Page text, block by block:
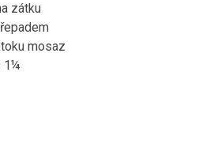
zátku
mosaz
1¼